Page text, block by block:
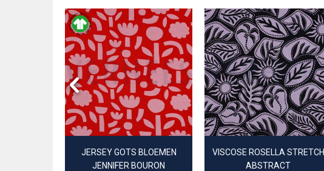
JERSEY GOTS BLOEMEN
JENNIFER BOURON
VISCOSE ROSELLA STRETCH
ABSTRACT